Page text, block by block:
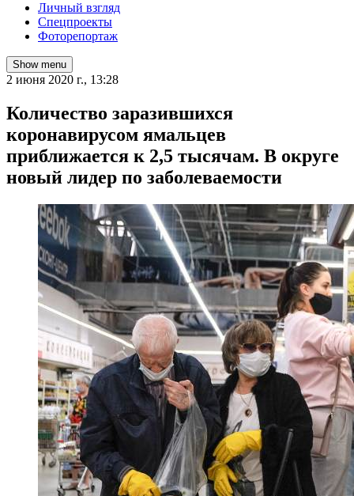
Личный взгляд
Спецпроекты
Фоторепортаж
Show menu
2 июня 2020 г., 13:28
Количество заразившихся
коронавирусом ямальцев
приближается к 2,5 тысячам. В округе
новый лидер по заболеваемости